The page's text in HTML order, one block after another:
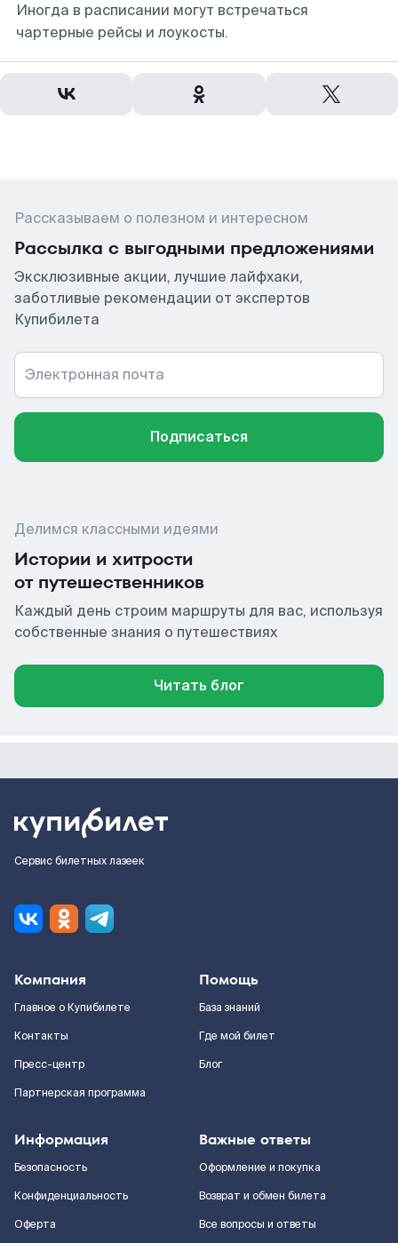
Иногда в расписании могут встречаться
чартерные рейсы и лоукосты.
Рассказываем о полезном и интересном
Рассылка с выгодными предложениями
Эксклюзивные акции, лучшие лайфхаки,
заботливые рекомендации от экспертов
Купибилета
Электронная почта
Подписаться
Делимся классными идеями
Истории и хитрости
от путешественников
Каждый день строим маршруты для вас, используя
собственные знания о путешествиях
Читать блог
Сервис билетных лазеек
Компания
Главное о Купибилете
Контакты
Пресс-центр
Партнерская программа
Помощь
База знаний
Где мой билет
Блог
Информация
Безопасность
Конфиденциальность
Оферта
Важные ответы
Оформление и покупка
Возврат и обмен билета
Все вопросы и ответы